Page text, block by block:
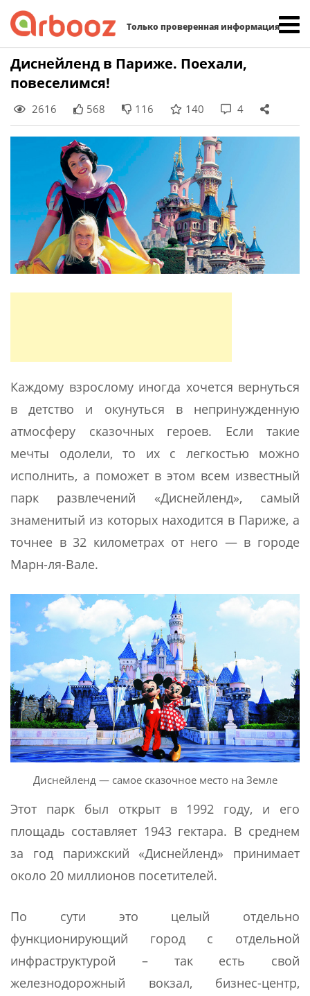
Только проверенная информация
Skip
to
Диснейленд в Париже. Поехали,
повеселимся!
2616 568 116 140 4
Каждому взрослому иногда хочется вернуться
в детство и окунуться в непринужденную
атмосферу сказочных героев. Если такие
мечты одолели, то их с легкостью можно
исполнить, а поможет в этом всем известный
парк развлечений «Диснейленд», самый
знаменитый из которых находится в Париже, а
точнее в 32 километрах от него — в городе
Марн-ля-Вале.
Диснейленд — самое сказочное место на Земле
Этот парк был открыт в 1992 году, и его
площадь составляет 1943 гектара. В среднем
за год парижский «Диснейленд» принимает
около 20 миллионов посетителей.
По сути это целый отдельно
функционирующий город с отдельной
инфраструктурой – так есть свой
железнодорожный вокзал, бизнес-центр,
Найти: